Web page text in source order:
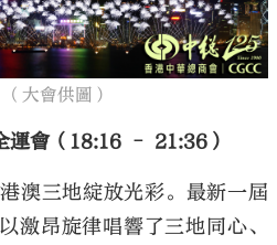
大會供圖）
運會（18:16 – 21:36）
澳三地綻放光彩。最新一屆
激昂旋律唱響了三地同心、